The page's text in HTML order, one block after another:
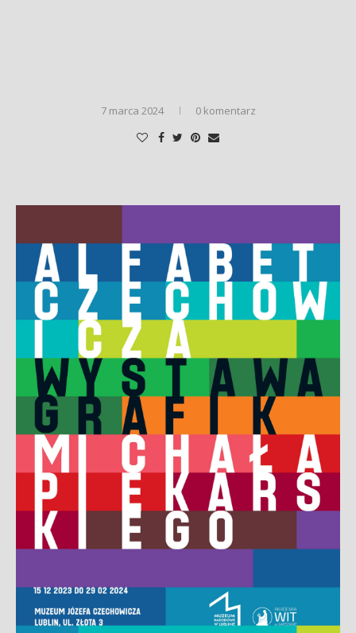
7 marca 2024 0 komentarz